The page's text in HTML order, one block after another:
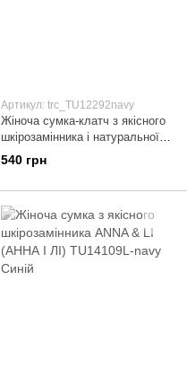
Артикул: trc_TU12292navy
Жіноча сумка-клатч з якісного
шкірозамінника і натуральної
замші ANNA & LI (АННА І ЛІ)
TU1229-2-navy Синій
540 грн